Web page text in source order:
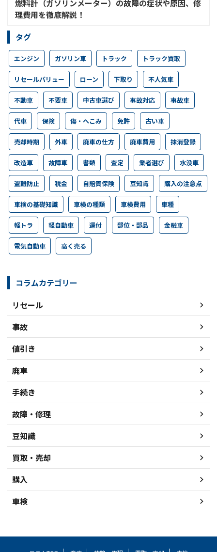
燃料計（ガソリンメーター）の故障の症状や原因、修
理費用を徹底解説！
タグ
エンジン ガソリン車 トラック トラック買取
リセールバリュー ローン 下取り 不人気車
不動車 不要車 中古車選び 事故対応 事故車
代車 保険 傷・へこみ 免許 古い車
売却時期 外車 廃車の仕方 廃車費用 抹消登録
改造車 故障車 書類 査定 業者選び 水没車
盗難防止 税金 自賠責保険 豆知識 購入の注意点
車検の基礎知識 車検の種類 車検費用 車種
軽トラ 軽自動車 還付 部位・部品 金融車
電気自動車 高く売る
コラムカテゴリー
リセール
事故
値引き
廃車
手続き
故障・修理
豆知識
買取・売却
購入
車検